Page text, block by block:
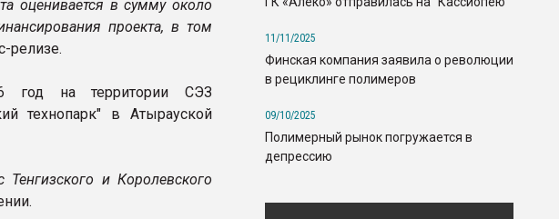
оценивается в сумму около
проекта, в том
релизе.
год на территории СЭЗ
технопарк" в Атырауской
Тенгизского и Королевского
11/11/2025
Финская компания заявила о революции
в рециклинге полимеров
09/10/2025
Полимерный рынок погружается в
депрессию